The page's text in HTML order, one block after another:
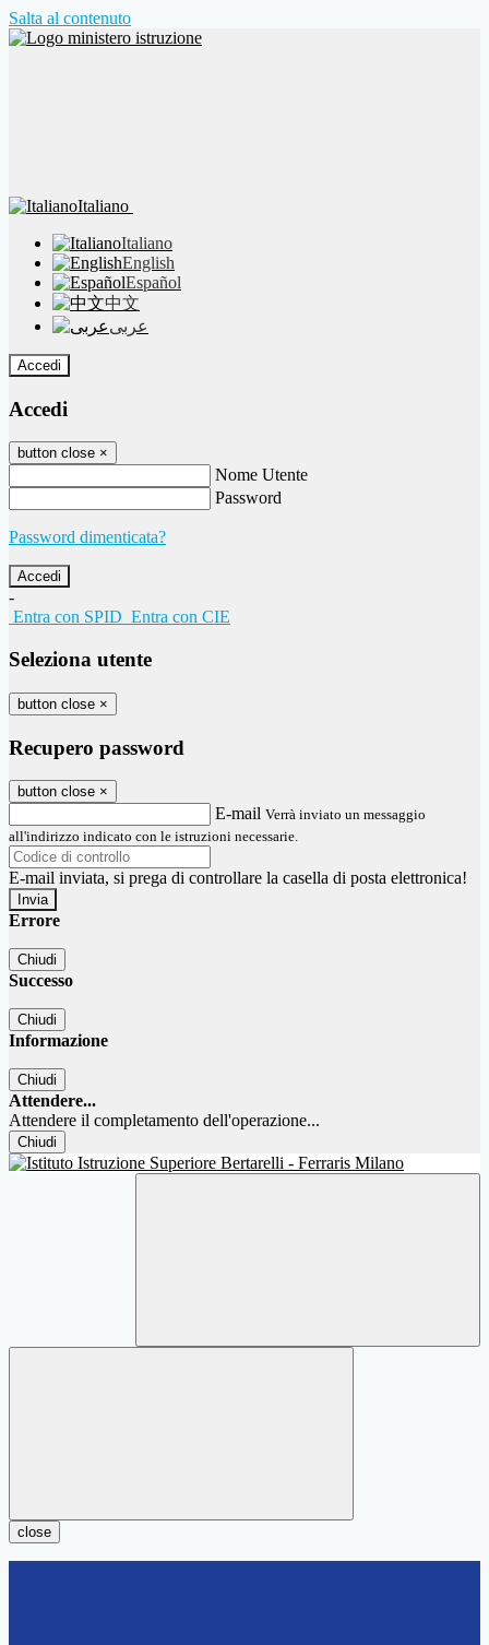
Salta al contenuto
Italiano
Italiano
English
Español
中文
عربى
Accedi
Accedi
button close ×
Nome Utente
Password
Password dimenticata?
-
Entra con SPID Entra con CIE
Seleziona utente
button close ×
Recupero password
button close ×
E-mail Verrà inviato un messaggio
all'indirizzo indicato con le istruzioni necessarie.
E-mail inviata, si prega di controllare la casella di posta elettronica!
Errore
Chiudi
Successo
Chiudi
Informazione
Chiudi
Attendere...
Attendere il completamento dell'operazione...
Chiudi
close